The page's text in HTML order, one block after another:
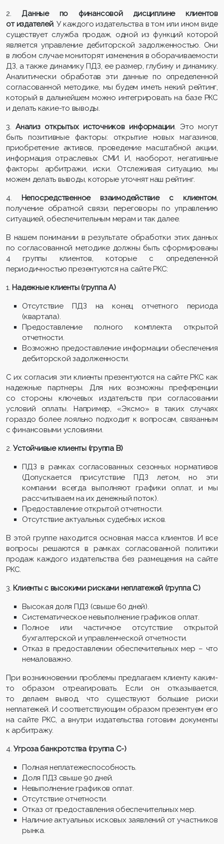
2.Данные по финансовой дисциплине клиентов
от издателей. У каждого издательства в том или ином виде
существует служба продаж, одной из функций которой
является управление дебиторской задолженностью. Они
в любом случае мониторят изменения в оборачиваемости
ДЗ, а также динамику ПДЗ, ее размер, глубину и динамику.
Аналитически обработав эти данные по определенной
согласованной методике, мы будем иметь некий рейтинг,
который в дальнейшем можно интегрировать на базе РКС
и делать какие-то выводы.
3.Анализ открытых источников информации. Это могут
быть позитивные факторы: открытие новых магазинов,
приобретение активов, проведение масштабной акции,
информация отраслевых СМИ. И, наоборот, негативные
факторы: арбитражи, иски. Отслеживая ситуацию, мы
можем делать выводы, которые уточнят наш рейтинг.
4. Непосредственное взаимодействие с клиентом,
получение обратной связи, переговоры по управлению
ситуацией, обеспечительным мерам и так далее.
В нашем понимании в результате обработки этих данных
по согласованной методике должны быть сформированы
4 группы клиентов, которые с определенной
периодичностью презентуются на сайте РКС:
1. Надежные клиенты (группа А)
Отсутствие ПДЗ на конец отчетного периода
(квартала).
Предоставление полного комплекта открытой
отчетности.
Возможно предоставление информации обеспечения
дебиторской задолженности.
С их согласия эти клиенты презентуются на сайте РКС как
надежные партнеры. Для них возможны преференции
со стороны ключевых издательств при согласовании
условий оплаты. Например, «Эксмо» в таких случаях
гораздо более лояльно подходит к вопросам, связанным
с финансовыми условиями.
2.Устойчивые клиенты (группа В)
ПДЗ в рамках согласованных сезонных нормативов
(Допускается присутствие ПДЗ летом, но эти
компании всегда выполняют графики оплат, и мы
рассчитываем на их денежный поток).
Предоставление открытой отчетности.
Отсутствие актуальных судебных исков.
В этой группе находится основная масса клиентов. И все
вопросы решаются в рамках согласованной политики
продаж каждого издательства без размещения на сайте
РКС.
3. Клиенты с высокими рисками неплатежей (группа С)
Высокая доля ПДЗ (свыше 60 дней).
Систематическое невыполнение графиков оплат.
Полное или частичное отсутствие открытой
бухгалтерской и управленческой отчетности.
Отказ в предоставлении обеспечительных мер – что
немаловажно.
При возникновении проблемы предлагаем клиенту каким-
то образом отреагировать. Если он отказывается,
то делаем вывод, что существуют большие риски
неплатежей. И соответствующим образом презентуем его
на сайте РКС, а внутри издательства готовим документы
к арбитражу.
4.Угроза банкротства (группа С-)
Полная неплатежеспособность.
Доля ПДЗ свыше 90 дней.
Невыполнение графиков оплат.
Отсутствие отчетности.
Отказ от предоставления обеспечительных мер.
Наличие актуальных исковых заявлений от участников
рынка.